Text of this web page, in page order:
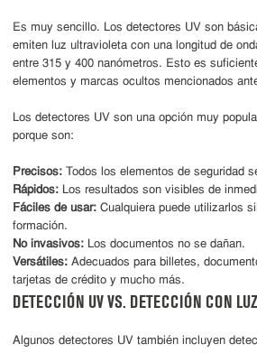
Es muy sencillo. Los detectores UV son
emiten luz ultravioleta con una longitud de
entre 315 y 400 nanómetros. Esto es
elementos y marcas ocultos mencionados
Los detectores UV son una opción muy
porque son:
Precisos: Todos los elementos de seguridad
Rápidos: Los resultados son visibles de
Fáciles de usar: Cualquiera puede utilizarlos
formación.
No invasivos: Los documentos no se dañan.
Versátiles: Adecuados para billetes,
tarjetas de crédito y mucho más.
DETECCIÓN UV VS. DETECCIÓN CON
Algunos detectores UV también incluyen